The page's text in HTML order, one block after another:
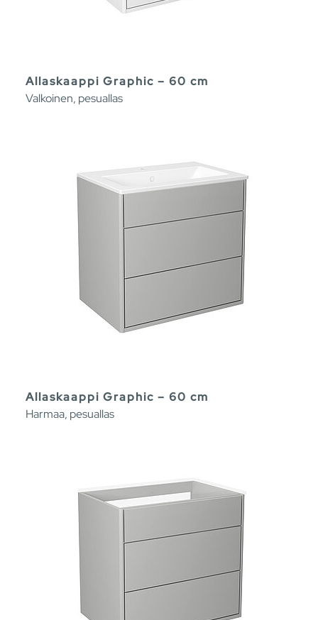
Allaskaappi Graphic – 60 cm
Valkoinen, pesuallas
Allaskaappi Graphic – 60 cm
Harmaa, pesuallas